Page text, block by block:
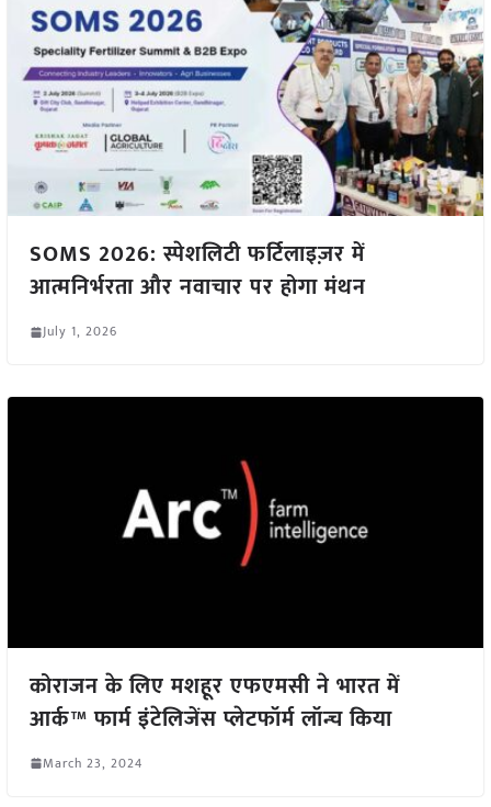
SOMS 2026: स्पेशलिटी फर्टिलाइज़र में
आत्मनिर्भरता और नवाचार पर होगा मंथन
July 1, 2026
कोराजन के लिए मशहूर एफएमसी ने भारत में
आर्क™ फार्म इंटेलिजेंस प्लेटफॉर्म लॉन्च किया
March 23, 2024